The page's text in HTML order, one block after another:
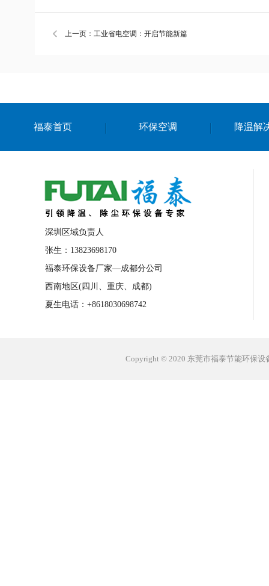
上一页：工业省电空调：开启节能新篇
福泰首页 环保空调 降温解
深圳区域负责人
张生：13823698170
福泰环保设备厂家—成都分公司
西南地区(四川、重庆、成都)
夏生电话：+8618030698742
Copyright © 2020 东莞市福泰节能环保设